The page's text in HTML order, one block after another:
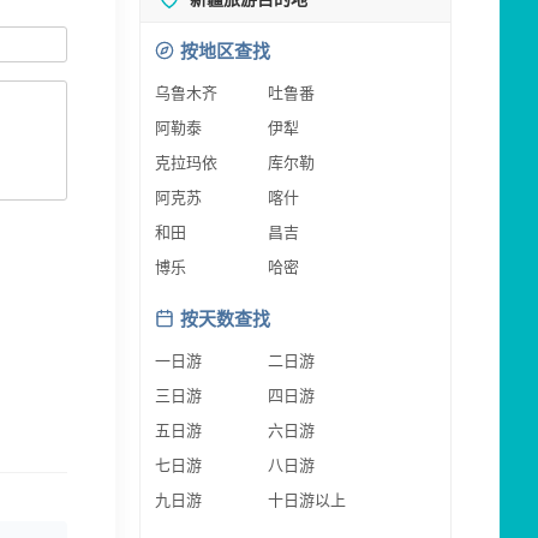
按地区查找
乌鲁木齐
吐鲁番
阿勒泰
伊犁
克拉玛依
库尔勒
阿克苏
喀什
和田
昌吉
博乐
哈密
按天数查找
一日游
二日游
三日游
四日游
五日游
六日游
七日游
八日游
九日游
十日游以上